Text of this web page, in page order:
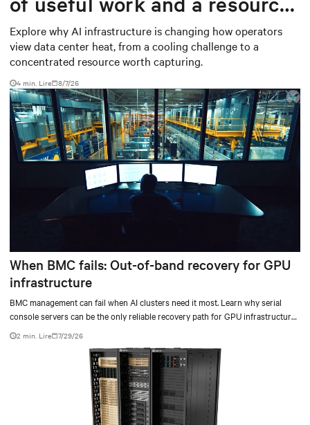
worth capturing
Explore why AI infrastructure is changing how operators
view data center heat, from a cooling challenge to a
concentrated resource worth capturing.
4 min. Lire 8/7/26
When BMC fails: Out-of-band recovery for GPU
infrastructure
BMC management can fail when AI clusters need it most. Learn why serial
console servers can be the only reliable recovery path for GPU infrastructure
at scale.
2 min. Lire 7/29/26